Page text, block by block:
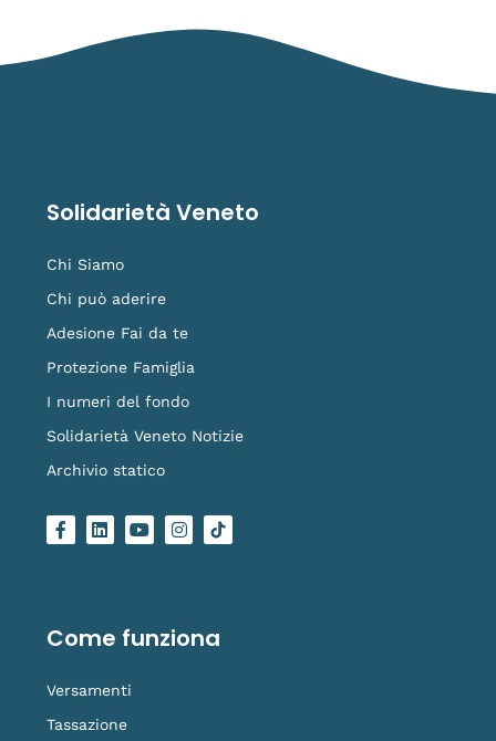
Solidarietà Veneto
Chi Siamo
Chi può aderire
Adesione Fai da te
Protezione Famiglia
I numeri del fondo
Solidarietà Veneto Notizie
Archivio statico
F
a
o
k
L
i
i
n
Y
o
e
I
n
r
a
L
o
i
k
Come funziona
Versamenti
Tassazione